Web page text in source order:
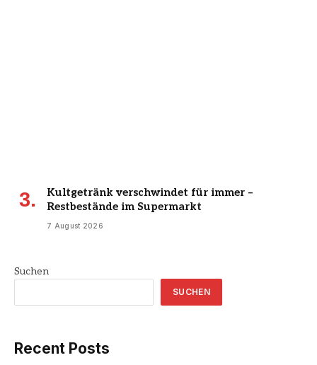
Kultgetränk verschwindet für immer –
Restbestände im Supermarkt
7 August 2026
Suchen
SUCHEN
Recent Posts